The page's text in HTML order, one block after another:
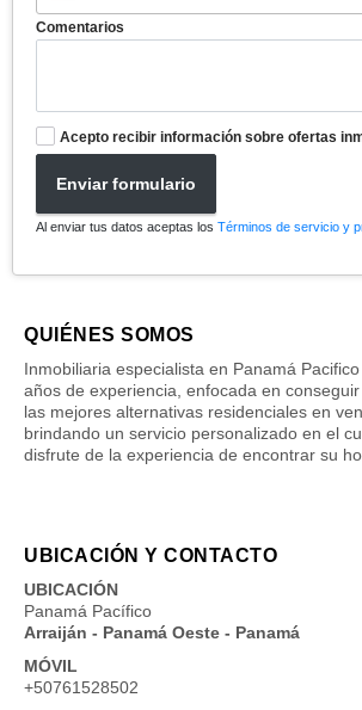
Comentarios
Acepto recibir información sobre ofertas
Enviar formulario
Al enviar tus datos aceptas los Términos de servicio y
QUIÉNES SOMOS
Inmobiliaria especialista en Panamá
años de experiencia, enfocada en
las mejores alternativas residenciales en
brindando un servicio personalizado en el
disfrute de la experiencia de encontrar su
UBICACIÓN Y CONTACTO
UBICACIÓN
Panamá Pacífico
Arraiján - Panamá Oeste - Panamá
MÓVIL
+50761528502